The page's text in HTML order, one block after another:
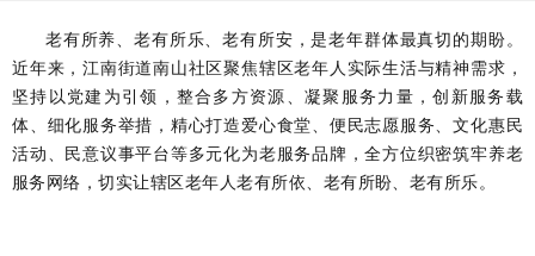
老有所养、老有所乐、老有所安，是老年群体最真切的期盼。
近年来，江南街道南山社区聚焦辖区老年人实际生活与精神需求，
坚持以党建为引领，整合多方资源、凝聚服务力量，创新服务载
体、细化服务举措，精心打造爱心食堂、便民志愿服务、文化惠民
活动、民意议事平台等多元化为老服务品牌，全方位织密筑牢养老
服务网络，切实让辖区老年人老有所依、老有所盼、老有所乐。